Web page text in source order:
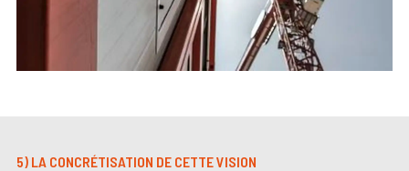
5) LA CONCRÉTISATION DE CETTE VISION